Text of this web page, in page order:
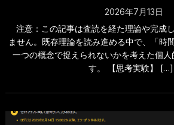
2026年7月13日
注意：この記事は査読を経た理論や完成
ません。既存理論を読み進める中で、「時
一つの概念で捉えられないかを考えた個
す。 【思考実験】